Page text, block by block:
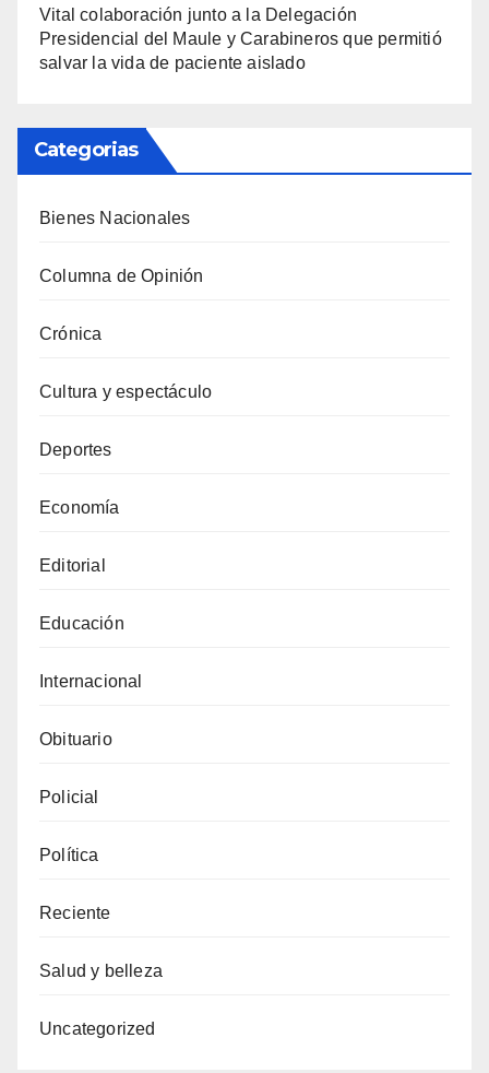
Vital colaboración junto a la Delegación
Presidencial del Maule y Carabineros que permitió
salvar la vida de paciente aislado
Categorias
Bienes Nacionales
Columna de Opinión
Crónica
Cultura y espectáculo
Deportes
Economía
Editorial
Educación
Internacional
Obituario
Policial
Política
Reciente
Salud y belleza
Uncategorized